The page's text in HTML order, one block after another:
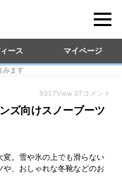
ース マイページ
みます
8317View 37 コメント
ズ向けスノーブーツ
変。雪や氷の上でも滑らない
や、おしゃれな冬靴などのお